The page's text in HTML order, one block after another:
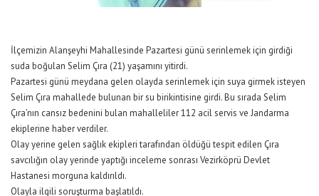
İlçemizin Alanşeyhi Mahallesinde Pazartesi günü serinlemek için girdiği
suda boğulan Selim Çıra (21) yaşamını yitirdi.
Pazartesi günü meydana gelen olayda serinlemek için suya girmek isteyen
Selim Çıra mahallede bulunan bir su birikintisine girdi. Bu sırada Selim
Çıra’nın cansız bedenini bulan mahalleliler 112 acil servis ve Jandarma
ekiplerine haber verdiler.
Olay yerine gelen sağlık ekipleri tarafından öldüğü tespit edilen Çıra
savcılığın olay yerinde yaptığı inceleme sonrası Vezirköprü Devlet
Hastanesi morguna kaldırıldı.
Olayla ilgili soruşturma başlatıldı.